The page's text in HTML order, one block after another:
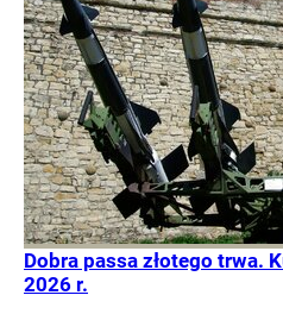
Dobra passa złotego trwa.
2026 r.